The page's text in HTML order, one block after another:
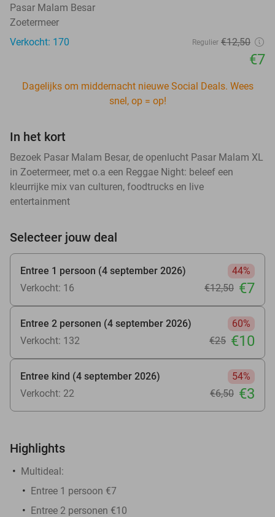
Pasar Malam Besar
Zoetermeer
Verkocht: 170
Regulier €12,50
€7
Dagelijks om middernacht nieuwe Social Deals. Wees
snel, op = op!
In het kort
Bezoek Pasar Malam Besar, de openlucht Pasar Malam XL
in Zoetermeer, met o.a een Reggae Night: beleef een
kleurrijke mix van culturen, foodtrucks en live
entertainment
Selecteer jouw deal
Entree 1 persoon (4 september 2026)
44%
Verkocht: 16
€12,50 €7
Entree 2 personen (4 september 2026)
60%
Verkocht: 132
€25 €10
Entree kind (4 september 2026)
54%
Verkocht: 22
€6,50 €3
Highlights
Multideal:
Entree 1 persoon €7
Entree 2 personen €10